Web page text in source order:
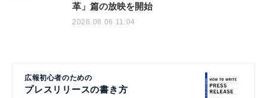
革」篇の放映を開始
2026.08.06 11:04
広報初心者のための
プレスリリースの書き方